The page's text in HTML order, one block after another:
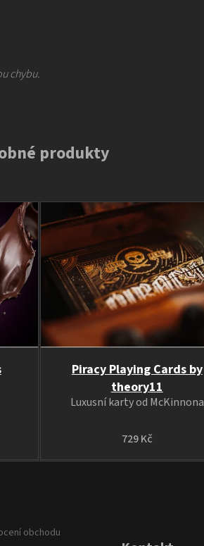
chybu.
produkty
Piracy Playing Cards by
theory11
729 Kč
Luxusní karty od McKinnona
obchodu